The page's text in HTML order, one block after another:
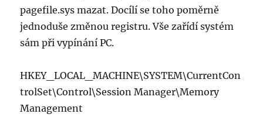
pagefile.sys mazat. Docílí se toho poměrně
jednoduše změnou registru. Vše zařídí systém
sám při vypínání PC.
HKEY_LOCAL_MACHINE\SYSTEM\CurrentCon
trolSet\Control\Session Manager\Memory
Management